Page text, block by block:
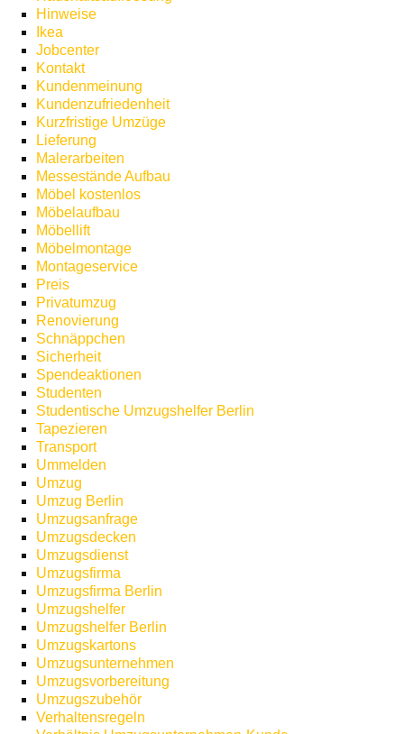
Hinweise
Ikea
Jobcenter
Kontakt
Kundenmeinung
Kundenzufriedenheit
Kurzfristige Umzüge
Lieferung
Malerarbeiten
Messestände Aufbau
Möbel kostenlos
Möbelaufbau
Möbellift
Möbelmontage
Montageservice
Preis
Privatumzug
Renovierung
Schnäppchen
Sicherheit
Spendeaktionen
Studenten
Studentische Umzugshelfer Berlin
Tapezieren
Transport
Ummelden
Umzug
Umzug Berlin
Umzugsanfrage
Umzugsdecken
Umzugsdienst
Umzugsfirma
Umzugsfirma Berlin
Umzugshelfer
Umzugshelfer Berlin
Umzugskartons
Umzugsunternehmen
Umzugsvorbereitung
Umzugszubehör
Verhaltensregeln